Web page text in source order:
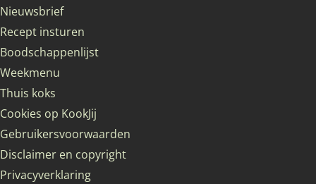
Nieuwsbrief
Recept insturen
Boodschappenlijst
Weekmenu
Thuis koks
Cookies op KookJij
Gebruikersvoorwaarden
Disclaimer en copyright
Privacyverklaring